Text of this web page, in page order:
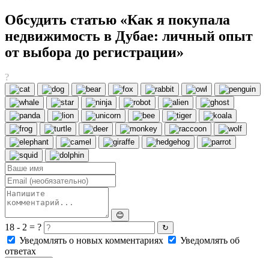
Обсудить статью «Как я покупала
недвижимость в Дубае: личный опыт
от выбора до регистрации»
?
😊
18 - 2 = ? ↻
Уведомлять о новых комментариях
Уведомлять об
ответах